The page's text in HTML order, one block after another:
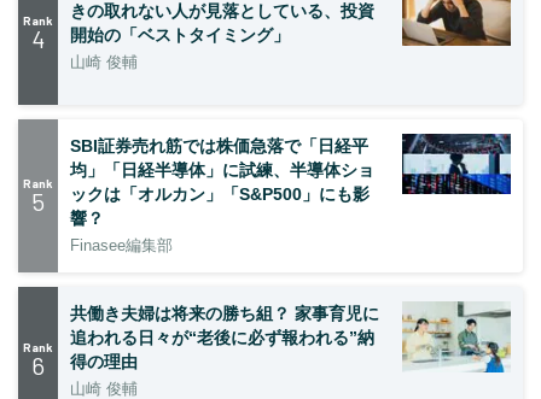
Rank
4
きの取れない人が見落としている、投資
開始の「ベストタイミング」
山崎 俊輔
Rank
5
SBI証券売れ筋では株価急落で「日経平
均」「日経半導体」に試練、半導体ショ
ックは「オルカン」「S&P500」にも影
響？
Finasee編集部
Rank
6
共働き夫婦は将来の勝ち組？ 家事育児に
追われる日々が“老後に必ず報われる”納
得の理由
山崎 俊輔